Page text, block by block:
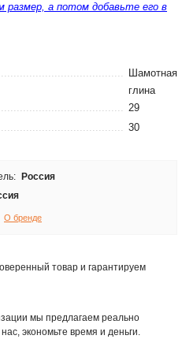
размер, а потом добавьте его в
Шамотная
глина
29
30
Россия
О бренде
товар и гарантируем
мы предлагаем реально
экономьте время и деньги.